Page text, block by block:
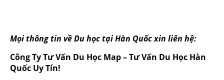
Mọi thông tin về Du học tại Hàn Quốc xin liên hệ:
Công Ty Tư Vấn Du Học Map – Tư Vấn Du Học Hàn
Quốc Uy Tín!